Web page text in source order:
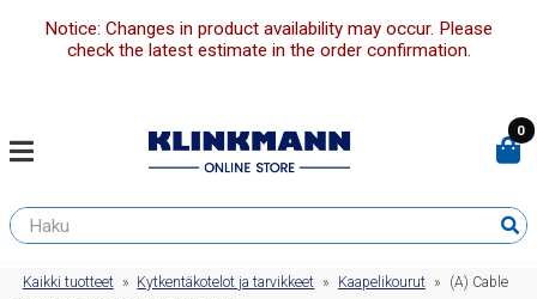
Notice: Changes in product availability may occur. Please
check the latest estimate in the order confirmation.
0
Kaikki tuotteet » Kytkentäkotelot ja tarvikkeet » Kaapelikourut »
(A) Cable